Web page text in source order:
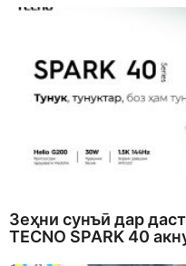
Зеҳни сунъӣ дар
TECNO SPARK 40